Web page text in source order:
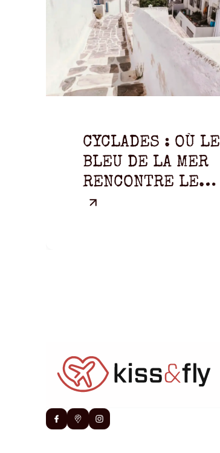
CYCLADES : OÙ LE
BLEU DE LA MER
RENCONTRE LE
BLANC DES